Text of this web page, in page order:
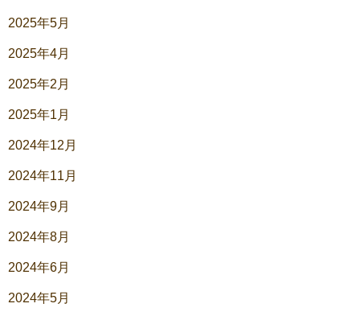
2025年5月
2025年4月
2025年2月
2025年1月
2024年12月
2024年11月
2024年9月
2024年8月
2024年6月
2024年5月